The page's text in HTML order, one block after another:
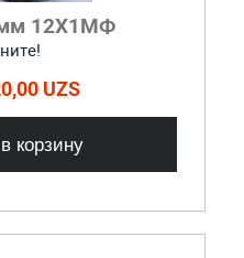
12Х1МФ
UZS
корзину